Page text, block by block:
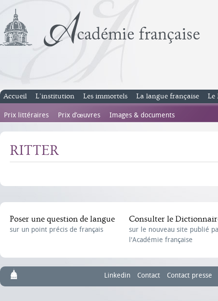
Accueil L’institution Les immortels La langue française Le
Prix littéraires Prix d’œuvres Images & documents
RITTER
Poser une question de langue
sur un point précis de français
Consulter le
sur le nouveau site publié
l'Académie française
Linkedin Contact Contact presse